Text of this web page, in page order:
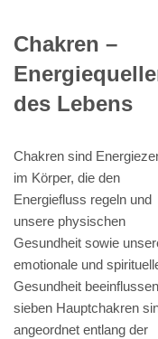
Chakren –
des Lebens
Chakren sind
im Körper, die den
Energiefluss regeln und
unsere physischen
Gesundheit sowie
emotionale und
Gesundheit
sieben Hauptchakren
angeordnet entlang der